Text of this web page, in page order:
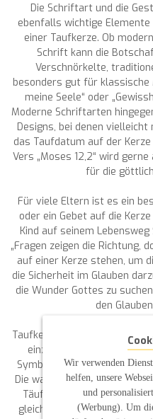
Die Schriftart und die
ebenfalls wichtige
einer Taufkerze. Ob
Schrift kann die
Verschnörkelte,
besonders gut für klassische
meine Seele“ oder
Moderne Schriftarten
Designs, bei denen
das Taufdatum auf der
Vers „Moses 12,2“ wird
für die
Für viele Eltern ist es ein
oder ein Gebet auf die
Kind auf seinem
„Fragen zeigen die Richtung,
auf einer Kerze stehen, um
die Sicherheit im Glauben
die Wunder Gottes zu
den
Taufkerzen sind weit mehr
einzigartige Kunstwerke,
Symbolik zu einem
Die warme Flamme der
Täuflings entfachen und
gleich, ob es sich um eine
Wir verwenden
helfen, unsere
und
(Werbung). Um